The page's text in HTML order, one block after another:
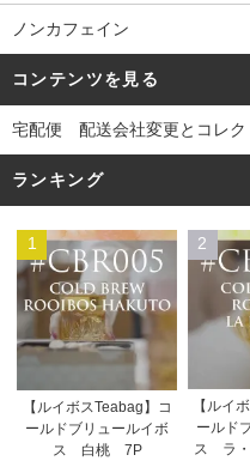
ノンカフェイン
コンテンツを見る
宅配便 配送会社変更とコレク
ランキング
1
【ルイボスTeabag】コ
ールドブリュールイボ
ス 白桃 7P
2
【ルイ
ールド
ス ラ